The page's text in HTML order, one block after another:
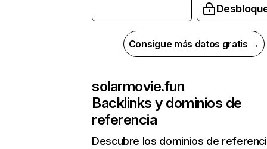
Consigue más datos gratis →
solarmovie.fun
Backlinks y dominios de
referencia
Descubre los dominios de